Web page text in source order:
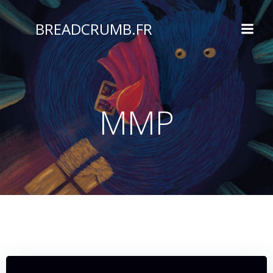
Aller
au
contenu
BREADCRUMB.FR
MMP